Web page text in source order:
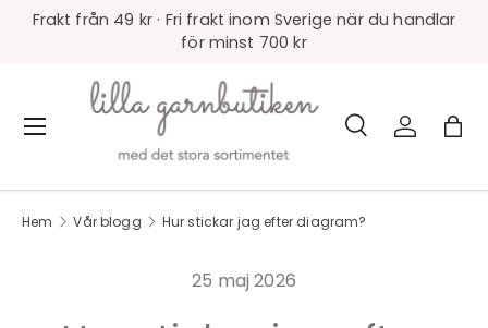
Frakt från 49 kr · Fri frakt inom Sverige när du handlar
för minst 700 kr
Sök
Produkttyp
Sök Logga in
Meny
Hem Vår blogg Hur stickar jag efter diagram?
25 maj 2026